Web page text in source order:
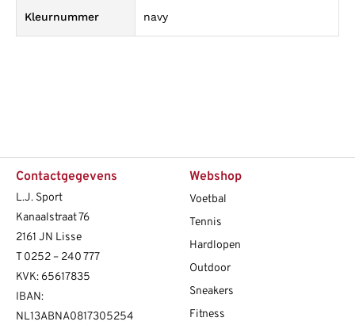
Kleurnummer navy
Contactgegevens
L.J. Sport
Kanaalstraat 76
2161 JN Lisse
T 0252 – 240 777
KVK: 65617835
IBAN:
NL13ABNA0817305254
Webshop
Voetbal
Tennis
Hardlopen
Outdoor
Sneakers
Fitness